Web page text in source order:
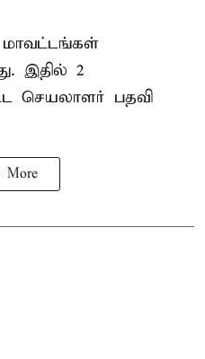
மாவட்டங்கள்
இதில் 2
செயலாளர் பதவி
More